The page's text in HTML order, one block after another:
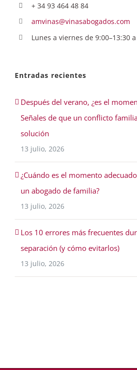
+ 34 93 464 48 84
amvinas@vinasabogados.com
Lunes a viernes de 9:00–13:30
Entradas recientes
Después del verano, ¿es el
Señales de que un conflicto
solución
13 julio, 2026
¿Cuándo es el momento
un abogado de familia?
13 julio, 2026
Los 10 errores más frecuentes
separación (y cómo evitarlos)
13 julio, 2026